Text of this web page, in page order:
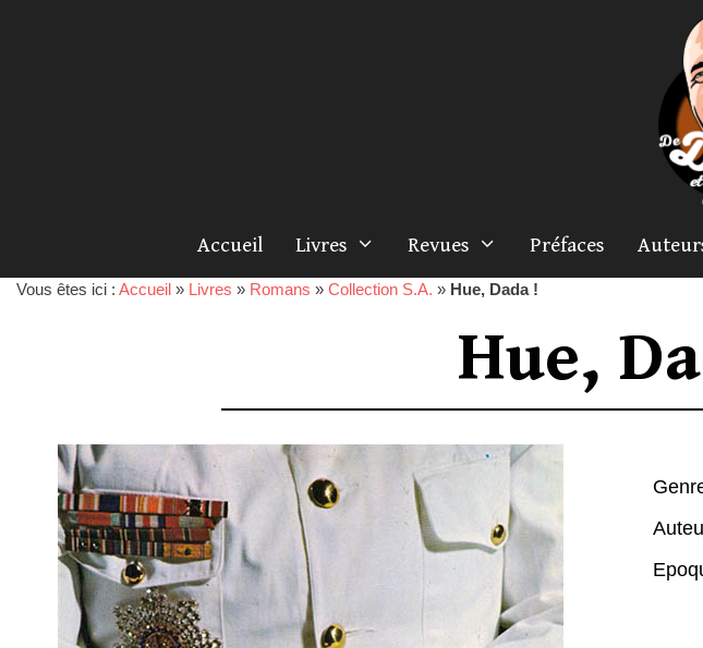
Accueil Livres Revues Préfaces
Vous êtes ici : Accueil » Livres » Romans » Collection S.A. » Hue, Dada !
Hue,